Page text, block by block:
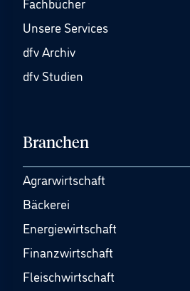
Unsere Services
dfv Archiv
dfv Studien
Branchen
Agrarwirtschaft
Bäckerei
Energiewirtschaft
Finanzwirtschaft
Fleischwirtschaft